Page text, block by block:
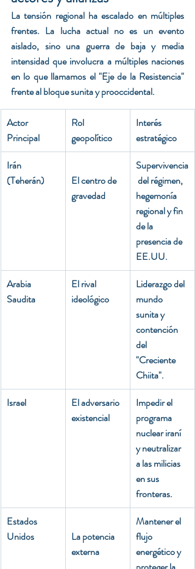
La tensión regional ha escalado en múltiples
frentes. La lucha actual no es un evento
aislado, sino una guerra de baja y media
intensidad que involucra a múltiples naciones
en lo que llamamos el "Eje de la Resistencia"
frente al bloque sunita y prooccidental.
Actor
Principal
Rol
geopolítico
Interés
estratégico
Irán
(Teherán)
El centro de
gravedad
Supervivencia
del régimen,
hegemonía
regional y fin
de la
presencia de
EE.UU.
Arabia
Saudita
El rival
ideológico
Liderazgo del
mundo
sunita y
contención
del
"Creciente
Chiita".
Israel
El adversario
existencial
Impedir el
programa
nuclear iraní
y neutralizar
a las milicias
en sus
fronteras.
Estados
Unidos
La potencia
externa
Mantener el
flujo
energético y